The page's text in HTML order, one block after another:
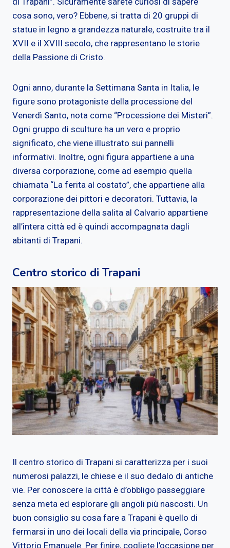
cosa sono, vero? Ebbene, si tratta di 20 gruppi di
statue in legno a grandezza naturale, costruite tra il
XVII e il XVIII secolo, che rappresentano le storie
della Passione di Cristo.
Ogni anno, durante la Settimana Santa in Italia, le
figure sono protagoniste della processione del
Venerdì Santo, nota come “Processione dei Misteri”.
Ogni gruppo di sculture ha un vero e proprio
significato, che viene illustrato sui pannelli
informativi. Inoltre, ogni figura appartiene a una
diversa corporazione, come ad esempio quella
chiamata “La ferita al costato”, che appartiene alla
corporazione dei pittori e decoratori. Tuttavia, la
rappresentazione della salita al Calvario appartiene
all’intera città ed è quindi accompagnata dagli
abitanti di Trapani.
Centro storico di Trapani
Il centro storico di Trapani si caratterizza per i suoi
numerosi palazzi, le chiese e il suo dedalo di antiche
vie. Per conoscere la città è d’obbligo passeggiare
senza meta ed esplorare gli angoli più nascosti. Un
buon consiglio su cosa fare a Trapani è quello di
fermarsi in uno dei locali della via principale, Corso
Vittorio Emanuele. Per finire, cogliete l’occasione per